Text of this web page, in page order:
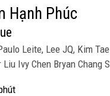
Hạnh Phúc
Leite, Lee JQ, Kim
Liu Ivy Chen Bryan Chang